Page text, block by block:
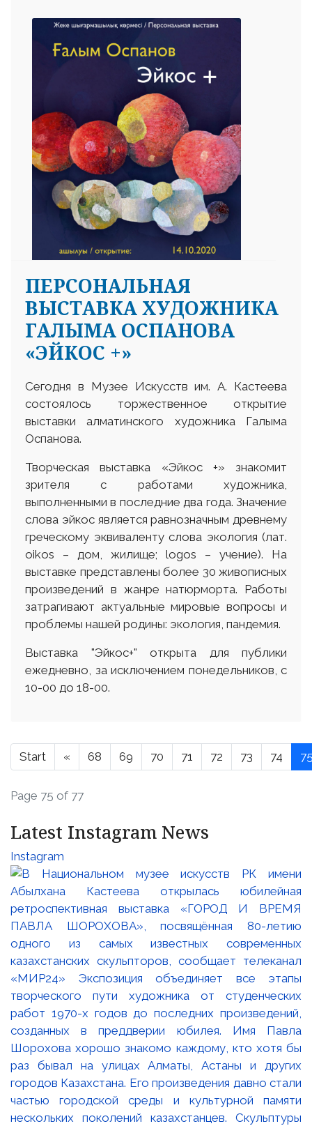
ПЕРСОНАЛЬНАЯ
ВЫСТАВКА ХУДОЖНИКА
ГАЛЫМА ОСПАНОВА
«ЭЙКОС +»
Сегодня в Музее Искусств им. А. Кастеева
состоялось торжественное открытие
выставки алматинского художника Галыма
Оспанова.
Творческая выставка «Эйкос +» знакомит
зрителя с работами художника,
выполненными в последние два года. Значение
слова эйкос является равнозначным древнему
греческому эквиваленту слова экология (лат.
оіkos – дом, жилище; logos – учение). На
выставке представлены более 30 живописных
произведений в жанре натюрморта. Работы
затрагивают актуальные мировые вопросы и
проблемы нашей родины: экология, пандемия.
Выставка "Эйкос+" открыта для публики
ежедневно, за исключением понедельников, с
10-00 до 18-00.
Start « 68 69 70 71 72 73 74
Page 75 of 77
Latest Instagram News
Instagram